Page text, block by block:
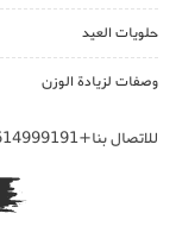
حلويات العيد
وصفات لزيادة الوزن
للاتصال بنا+212614999191